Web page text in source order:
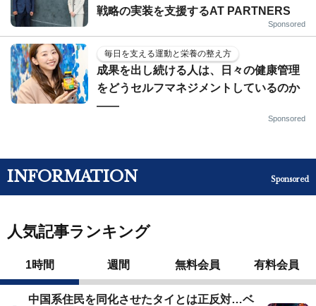
戦略の実装を支援するAT PARTNERS
Sponsored
毎日を支える運動と栄養の整え方
成果を出し続ける人は、日々の健康管理
をどうセルフマネジメントしているのか
——
Sponsored
INFORMATION Sponsored
人気記事ランキング
1時間 週間 無料会員 有料会員
中国系住民を同化させたタイとは正反対…ベ